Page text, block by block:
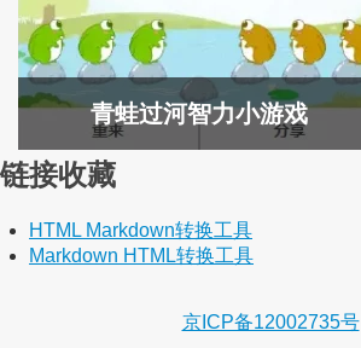
青蛙过河智力小游戏
链接收藏
HTML Markdown转换工具
Markdown HTML转换工具
京ICP备12002735号